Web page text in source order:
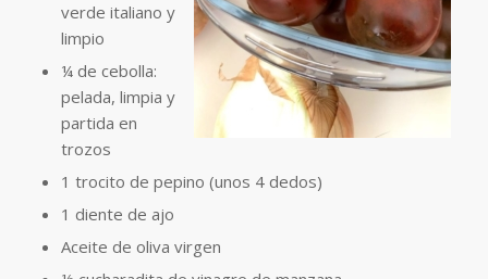
verde italiano y
limpio
¼ de cebolla:
pelada, limpia y
partida en
trozos
1 trocito de pepino (unos 4 dedos)
1 diente de ajo
Aceite de oliva virgen